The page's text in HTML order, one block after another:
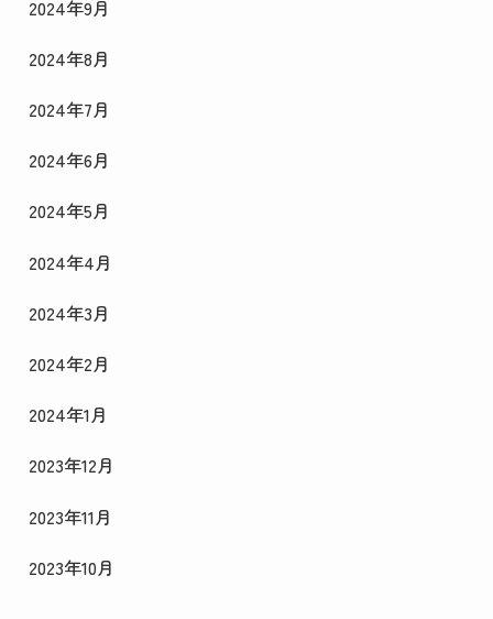
2024年9月
2024年8月
2024年7月
2024年6月
2024年5月
2024年4月
2024年3月
2024年2月
2024年1月
2023年12月
2023年11月
2023年10月